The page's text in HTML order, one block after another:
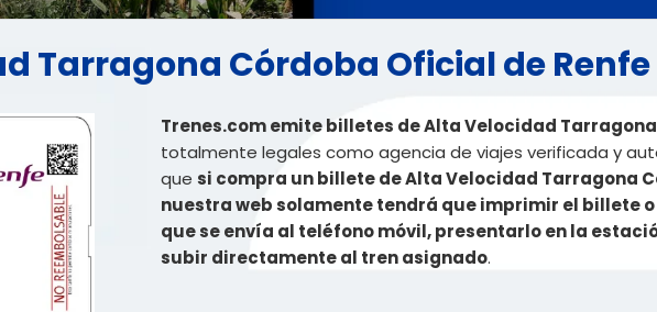
Tarragona Córdoba Oficial de Renfe
Trenes.com emite billetes de Alta Velocidad
totalmente legales como agencia de viajes verificada y
que si compra un billete de Alta Velocidad Tarragona
nuestra web solamente tendrá que imprimir el billete
que se envía al teléfono móvil, presentarlo en la
subir directamente al tren asignado.